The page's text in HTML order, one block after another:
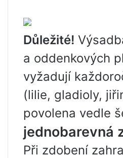
Důležité!
a oddenkových
vyžadují
(lilie, gladioly,
povolena vedle
jednobarevná
Při zdobení